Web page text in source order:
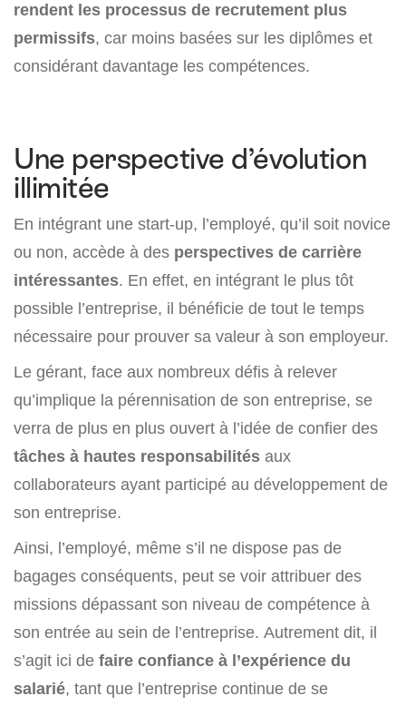
rendent les processus de recrutement plus
permissifs, car moins basées sur les diplômes et
considérant davantage les compétences.
Une perspective d’évolution
illimitée
En intégrant une start-up, l’employé, qu’il soit novice
ou non, accède à des perspectives de carrière
intéressantes. En effet, en intégrant le plus tôt
possible l’entreprise, il bénéficie de tout le temps
nécessaire pour prouver sa valeur à son employeur.
Le gérant, face aux nombreux défis à relever
qu’implique la pérennisation de son entreprise, se
verra de plus en plus ouvert à l’idée de confier des
tâches à hautes responsabilités aux
collaborateurs ayant participé au développement de
son entreprise.
Ainsi, l’employé, même s’il ne dispose pas de
bagages conséquents, peut se voir attribuer des
missions dépassant son niveau de compétence à
son entrée au sein de l’entreprise. Autrement dit, il
s’agit ici de faire confiance à l’expérience du
salarié, tant que l’entreprise continue de se